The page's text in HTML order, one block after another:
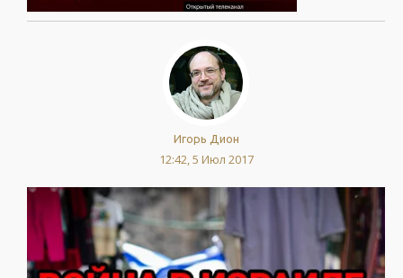
Игорь Дион
12:42, 5 Июл 2017